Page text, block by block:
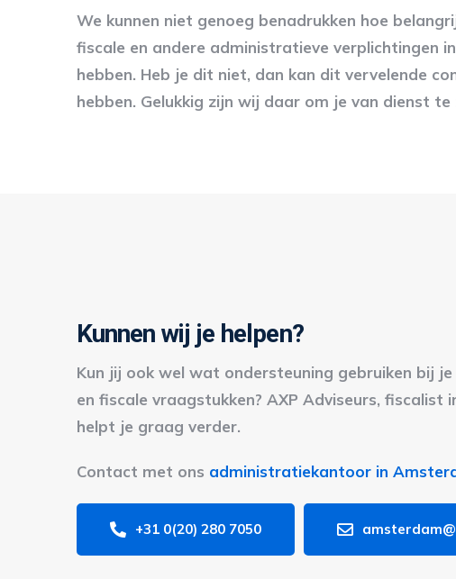
We kunnen niet genoeg benadrukken hoe
fiscale en andere administratieve verplichtingen
hebben. Heb je dit niet, dan kan dit vervelende
hebben. Gelukkig zijn wij daar om je van dienst te
Kunnen wij je helpen?
Kun jij ook wel wat ondersteuning gebruiken bij
en fiscale vraagstukken? AXP Adviseurs, fiscalist
helpt je graag verder.
Contact met ons administratiekantoor in
+31 0(20) 280 7050